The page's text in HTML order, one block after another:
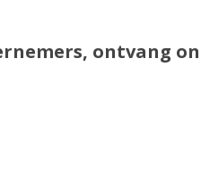
ontvang